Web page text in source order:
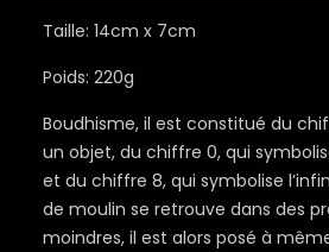
Taille: 14cm x 7cm
Poids: 220g
Boudhisme, il est constitué du
un objet, du chiffre 0, qui
et du chiffre 8, qui symbolise
de moulin se retrouve dans des
moindres, il est alors posé à